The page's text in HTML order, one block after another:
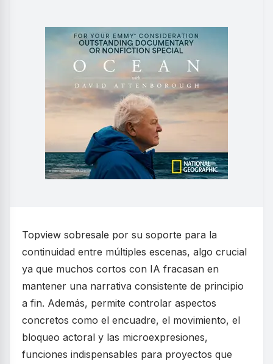
Topview sobresale por su soporte para la
continuidad entre múltiples escenas, algo crucial
ya que muchos cortos con IA fracasan en
mantener una narrativa consistente de principio
a fin. Además, permite controlar aspectos
concretos como el encuadre, el movimiento, el
bloqueo actoral y las microexpresiones,
funciones indispensables para proyectos que